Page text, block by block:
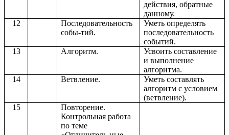
действия, обратные
данному.
12
Последовательность
собы-тий.
Уметь определять
последовательность
событий.
13
Алгоритм.
Усвоить составление
и выполнение
алгоритма.
14
Ветвление.
Уметь составлять
алгоритм с условием
(ветвление).
15
Повторение.
Контрольная работа
по теме